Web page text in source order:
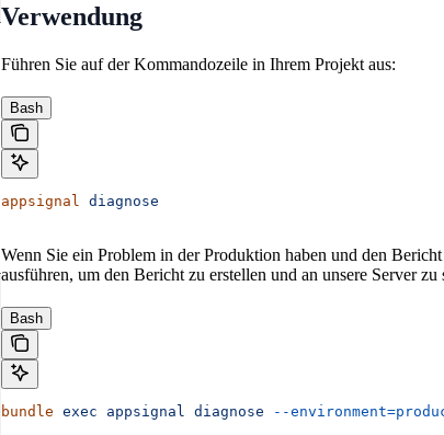
Verwendung
Führen Sie auf der Kommandozeile in Ihrem Projekt aus:
Bash
appsignal diagnose
Wenn Sie ein Problem in der Produktion haben und den
ausführen, um den Bericht zu erstellen und an unsere Server zu
Bash
bundle exec appsignal diagnose --